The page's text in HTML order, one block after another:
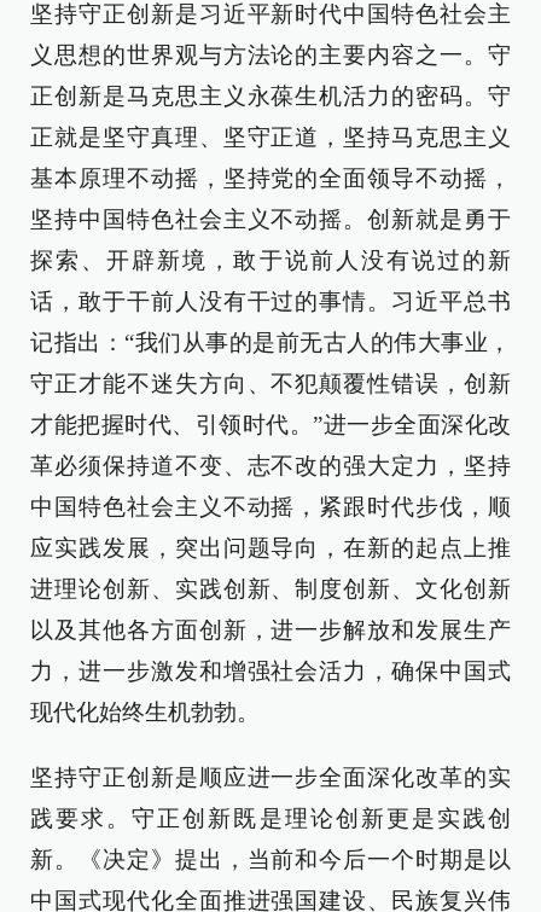
坚持守正创新是习近平新时代中国特色社会主
义思想的世界观与方法论的主要内容之一。守
正创新是马克思主义永葆生机活力的密码。守
正就是坚守真理、坚守正道，坚持马克思主义
基本原理不动摇，坚持党的全面领导不动摇，
坚持中国特色社会主义不动摇。创新就是勇于
探索、开辟新境，敢于说前人没有说过的新
话，敢于干前人没有干过的事情。习近平总书
记指出：“我们从事的是前无古人的伟大事业，
守正才能不迷失方向、不犯颠覆性错误，创新
才能把握时代、引领时代。”进一步全面深化改
革必须保持道不变、志不改的强大定力，坚持
中国特色社会主义不动摇，紧跟时代步伐，顺
应实践发展，突出问题导向，在新的起点上推
进理论创新、实践创新、制度创新、文化创新
以及其他各方面创新，进一步解放和发展生产
力，进一步激发和增强社会活力，确保中国式
现代化始终生机勃勃。
坚持守正创新是顺应进一步全面深化改革的实
践要求。守正创新既是理论创新更是实践创
新。《决定》提出，当前和今后一个时期是以
中国式现代化全面推进强国建设、民族复兴伟